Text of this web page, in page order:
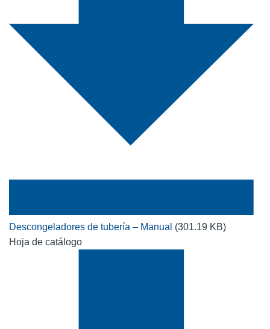
Descongeladores de tubería – Manual (301.19 KB)
Hoja de catálogo